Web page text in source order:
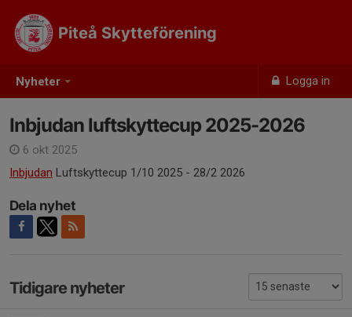
Nyheter Logga in
Piteå Skytteförening
Inbjudan luftskyttecup 2025-2026
6 okt 2025
Inbjudan Luftskyttecup 1/10 2025 - 28/2 2026
Dela nyhet
Tidigare nyheter